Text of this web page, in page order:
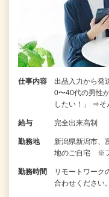
仕事内容
出品入力から発
0〜40代の男性
したい！」 ⇒
給与 完全出来高制
勤務地
新潟県新潟市、
地のご自宅 ※
勤務時間
リモートワーク
合わせください